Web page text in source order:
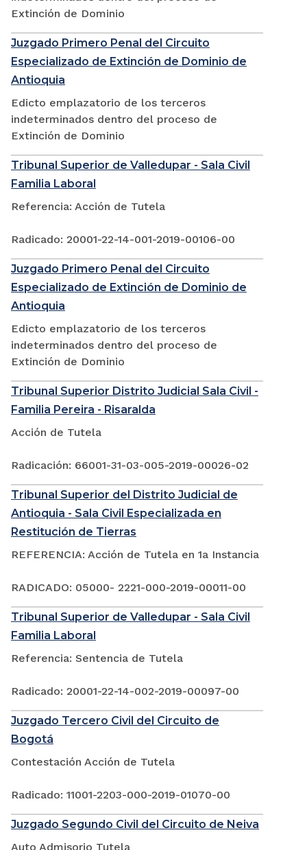
Extinción de Dominio
Juzgado Primero Penal del Circuito
Especializado de Extinción de Dominio de
Antioquia
Edicto emplazatorio de los terceros
indeterminados dentro del proceso de
Extinción de Dominio
Tribunal Superior de Valledupar - Sala Civil
Familia Laboral
Referencia: Acción de Tutela
Radicado: 20001-22-14-001-2019-00106-00
Juzgado Primero Penal del Circuito
Especializado de Extinción de Dominio de
Antioquia
Edicto emplazatorio de los terceros
indeterminados dentro del proceso de
Extinción de Dominio
Tribunal Superior Distrito Judicial Sala Civil -
Familia Pereira - Risaralda
Acción de Tutela
Radicación: 66001-31-03-005-2019-00026-02
Tribunal Superior del Distrito Judicial de
Antioquia - Sala Civil Especializada en
Restitución de Tierras
REFERENCIA: Acción de Tutela en 1a Instancia
RADICADO: 05000- 2221-000-2019-00011-00
Tribunal Superior de Valledupar - Sala Civil
Familia Laboral
Referencia: Sentencia de Tutela
Radicado: 20001-22-14-002-2019-00097-00
Juzgado Tercero Civil del Circuito de
Bogotá
Contestación Acción de Tutela
Radicado: 11001-2203-000-2019-01070-00
Juzgado Segundo Civil del Circuito de Neiva
Auto Admisorio Tutela